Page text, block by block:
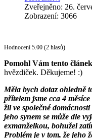
Zveřejněno: 26.
Zobrazení: 3066
Hodnocení 5.00 (2 hlasů)
Pomohl Vám tento
hvězdiček. Děkujeme! :)
Měla bych dotaz ohledně
přítelem jsme cca 4
žil ve společné
jeho synem se může dle
exmanželkou, bohužel
Problém je v tom, že jeho